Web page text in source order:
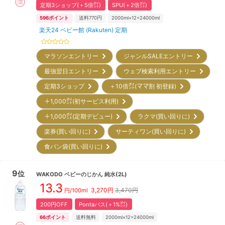
定期3ショップ(＋5倍㌽) SPU(＋2倍㌽)
596ポイント 送料770円 2000ml×12=24000ml
楽天24 ベビー館 (Rakuten) 定期
マラソンエントリー
ジャンルSALEエントリー
最強翌日エントリー
ウェブ検索利用エントリー
定期3ショップ
＋10倍㌽(ママ割 初登録)
＋1,000㌽(初サービス利用)
＋1,000㌽(定期デビュー)
ラクマ(買い回りに)
楽券(買い回りに)
サーティワン(買い回りに)
食パン袋(買い回りに)
9位 WAKODO ベビーのじかん 純水(2L)
13.3 円/100ml 3,270円 3,470円
200円OFF Pontaパス(＋1%㌽)
66ポイント 送料無料 2000ml×12=24000ml